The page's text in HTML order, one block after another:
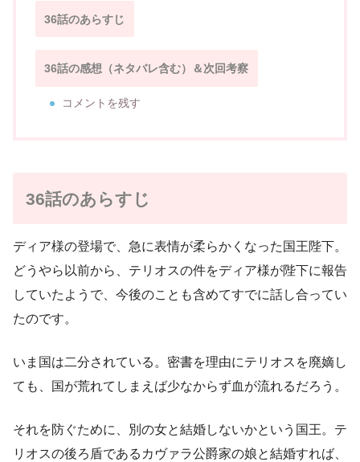
36話のあらすじ
36話の感想（ネタバレ含む）＆次回考察
コメントを残す
36話のあらすじ
ディア様の登場で、急に表情が柔らかくなった国王陛下。
どうやら以前から、テリオスの件をディア様が陛下に報告
していたようで、今後のことも含めてすでに話し合ってい
たのです。
いま国は二分されている。密書を理由にテリオスを廃嫡し
ても、国が荒れてしまえば少なからず血が流れるだろう。
それを防ぐために、別の女と結婚しないかという国王。テ
リオスの後ろ盾であるカヴァラ公爵家の娘と結婚すれば、